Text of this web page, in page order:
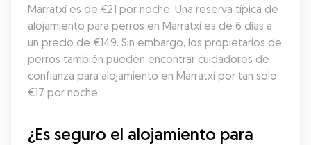
Marratxí es de €21 por noche. Una reserva típica de
alojamiento para perros en Marratxí es de 6 días a
un precio de €149. Sin embargo, los propietarios de
perros también pueden encontrar cuidadores de
confianza para alojamiento en Marratxí por tan solo
€17 por noche.
¿Es seguro el alojamiento para